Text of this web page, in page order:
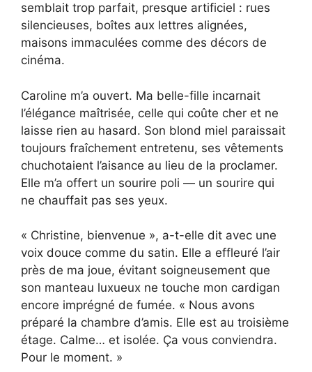
semblait trop parfait, presque artificiel : rues
silencieuses, boîtes aux lettres alignées,
maisons immaculées comme des décors de
cinéma.
Caroline m’a ouvert. Ma belle-fille incarnait
l’élégance maîtrisée, celle qui coûte cher et ne
laisse rien au hasard. Son blond miel paraissait
toujours fraîchement entretenu, ses vêtements
chuchotaient l’aisance au lieu de la proclamer.
Elle m’a offert un sourire poli — un sourire qui
ne chauffait pas ses yeux.
« Christine, bienvenue », a-t-elle dit avec une
voix douce comme du satin. Elle a effleuré l’air
près de ma joue, évitant soigneusement que
son manteau luxueux ne touche mon cardigan
encore imprégné de fumée. « Nous avons
préparé la chambre d’amis. Elle est au troisième
étage. Calme… et isolée. Ça vous conviendra.
Pour le moment. »